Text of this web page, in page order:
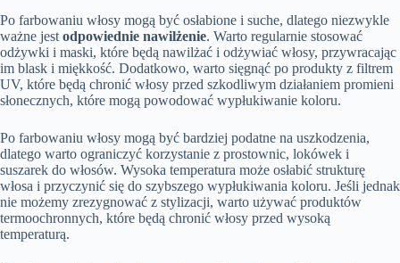
Po farbowaniu włosy mogą być osłabione i suche, dlatego niezwykle
ważne jest odpowiednie nawilżenie. Warto regularnie stosować
odżywki i maski, które będą nawilżać i odżywiać włosy, przywracając
im blask i miękkość. Dodatkowo, warto sięgnąć po produkty z filtrem
UV, które będą chronić włosy przed szkodliwym działaniem promieni
słonecznych, które mogą powodować wypłukiwanie koloru.
Po farbowaniu włosy mogą być bardziej podatne na uszkodzenia,
dlatego warto ograniczyć korzystanie z prostownic, lokówek i
suszarek do włosów. Wysoka temperatura może osłabić strukturę
włosa i przyczynić się do szybszego wypłukiwania koloru. Jeśli jednak
nie możemy zrezygnować z stylizacji, warto używać produktów
termoochronnych, które będą chronić włosy przed wysoką
temperaturą.